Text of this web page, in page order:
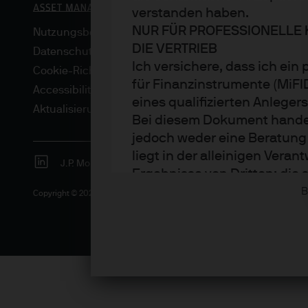
verstanden haben.
NUR FÜR
DIE VERTRIEB
Ich versichere, dass ich
für Finanzinstrumente
eines qualifizierten
Bei diesem Dokument
jedoch weder eine
liegt in der alleinigen
Ergebnisse von Dritten; die
bereitgestellt, spiegeln
und -strategien sind,
zum Erstellungsdatum des
Nutzungsbedingungen
Datenschutzrichtlinie
Cookie-Richtlinien
Accessibility
Aktualisierungen von regulativen Vorschriften
J.P. Morgan JPMorgan Chase Chase
Copyright © 2026 JPMorgan Chase & Co., alle Rechte vorbehalten.